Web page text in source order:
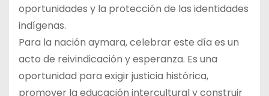
oportunidades y la protección de las identidades
indígenas.
Para la nación aymara, celebrar este día es un
acto de reivindicación y esperanza. Es una
oportunidad para exigir justicia histórica,
promover la educación intercultural y construir